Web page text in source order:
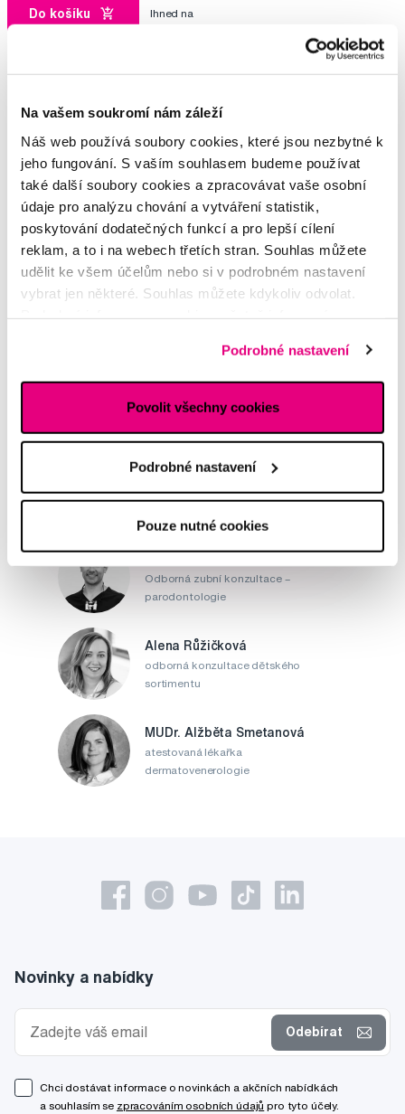
Na vašem soukromí nám záleží
Náš web používá soubory cookies, které jsou nezbytné k
jeho fungování. S vaším souhlasem budeme používat
také další soubory cookies a zpracovávat vaše osobní
údaje pro analýzu chování a vytváření statistik,
poskytování dodatečných funkcí a pro lepší cílení
reklam, a to i na webech třetích stran. Souhlas můžete
udělit ke všem účelům nebo si v podrobném nastavení
vybrat jen některé. Souhlas můžete kdykoliv odvolat.
Podrobné nastavení
Povolit všechny cookies
Podrobné nastavení
Pouze nutné cookies
Do košíku
Ihned na
Vybrané dotazy a články
Dentální péče
najdete v naší poradně
Napište našim odborníkům
Odborná zubní konzultace –
parodontologie
Alena Růžičková
odborná konzultace dětského
sortimentu
MUDr. Alžběta Smetanová
atestovaná lékařka
dermatovenerologie
Novinky a nabídky
Odebírat
Chci dostávat informace o novinkách a akčních nabídkách
a souhlasím se zpracováním osobních údajů pro tyto účely.